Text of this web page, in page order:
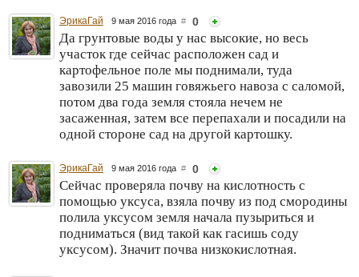
ЭрикаГай 9 мая 2016 года # 0
Да грунтовые воды у нас высокие, но весь
участок где сейчас расположен сад и
картофельное поле мы поднимали, туда
завозили 25 машин говяжьего навоза с саломой,
потом два года земля стояла нечем не
засаженная, затем все перепахали и посадили на
одной стороне сад на другой картошку.
ЭрикаГай 9 мая 2016 года # 0
Сейчас проверяла почву на кислотность с
помощью уксуса, взяла почву из под смородины
полила уксусом земля начала пузыриться и
подниматься (вид такой как гасишь соду
уксусом). Значит почва низкокислотная.